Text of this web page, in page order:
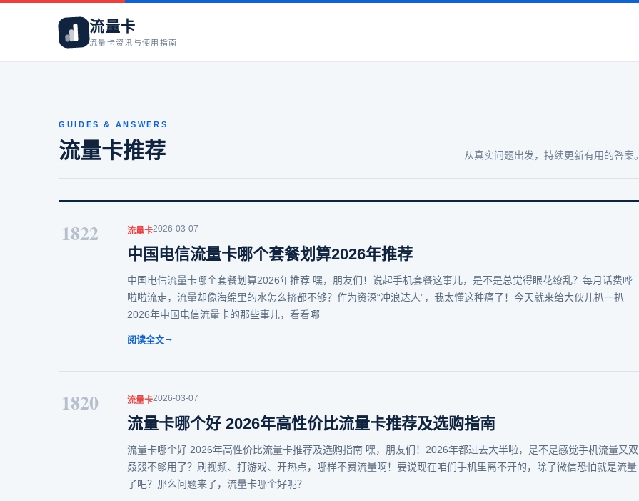
流量卡
流量卡资讯与使用指南
GUIDES & ANSWERS
流量卡推荐 从真实问题出发，持续更新有用的答案。
1822 流量卡2026-03-07
中国电信流量卡哪个套餐划算2026年推荐
中国电信流量卡哪个套餐划算2026年推荐 嘿，朋友们！说起手机套餐这事儿，是不是总觉得眼花缭乱？每月话费哗
啦啦流走，流量却像海绵里的水怎么挤都不够？作为资深“冲浪达人”，我太懂这种痛了！今天就来给大伙儿扒一扒
2026年中国电信流量卡的那些事儿，看看哪
阅读全文→
1820 流量卡2026-03-07
流量卡哪个好 2026年高性价比流量卡推荐及选购指南
流量卡哪个好 2026年高性价比流量卡推荐及选购指南 嘿，朋友们！2026年都过去大半啦，是不是感觉手机流量又双
叒叕不够用了？刷视频、打游戏、开热点，哪样不费流量啊！要说现在咱们手机里离不开的，除了微信恐怕就是流量
了吧？那么问题来了，流量卡哪个好呢？